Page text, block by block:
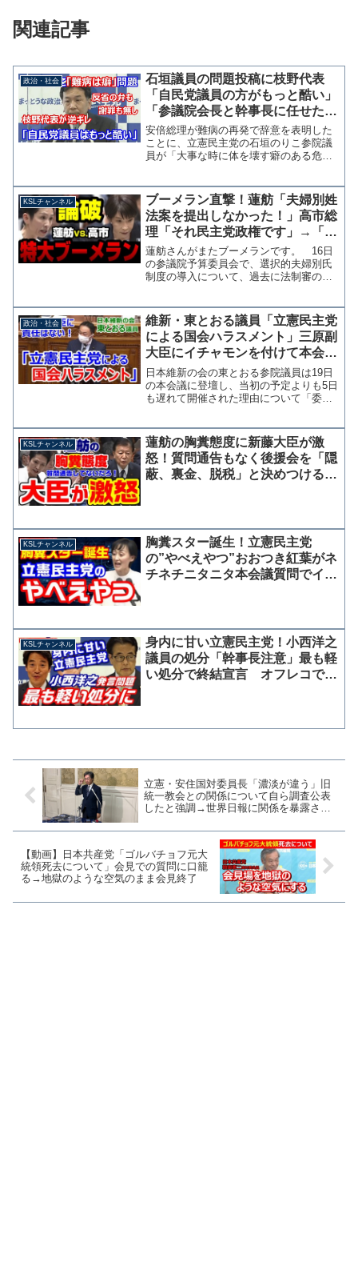
関連記事
政治・社会
石垣議員の問題投稿に枝野代表
「自民党議員の方がもっと酷い」
「参議院会長と幹事長に任せた」
記者の質問から逃げる
安倍総理が難病の再発で辞意を表明した
ことに、立憲民主党の石垣のりこ参院議
員が「大事な時に体を壊す癖のある危機
日の定例会見で「自民党にも同じことを
言って」「自民党の方が...
KSLチャンネル
ブーメラン直撃！蓮舫「夫婦別姓
法案を提出しなかった！」高市総
理「それ民主党政権です」→「い
や、私はね…」顔面蒼白に【KSL
チャンネル】
蓮舫さんがまたブーメランです。 16日
の参議院予算委員会で、選択的夫婦別氏
制度の導入について、過去に法制審の答
て平口法務大臣を追及しましたが、その
後に答弁に立った高市総...
政治・社会
維新・東とおる議員「立憲民主党
による国会ハラスメント」三原副
大臣にイチャモンを付けて本会議
を遅らせた立憲を痛烈批判
日本維新の会の東とおる参院議員は19日
の本会議に登壇し、当初の予定よりも5日
も遅れて開催された理由について「委員
メント」と、理由を付けては審議拒否を
する維新以外の野党を...
KSLチャンネル
蓮舫の胸糞態度に新藤大臣が激
怒！質問通告もなく後援会を「隠
蔽、裏金、脱税」と決めつける質
KSLチャンネル
胸糞スター誕生！立憲民主党
の”やべえやつ”おおつき紅葉がネ
チネチニタニタ本会議質問でイキ
KSLチャンネル
身内に甘い立憲民主党！小西洋之
議員の処分「幹事長注意」最も軽
い処分で終結宣言 オフレコでな
立憲・安住国対委員長「濃淡が違う」旧
統一教会との関係について自ら調査公表
したと強調→世界日報に関係を暴露され
【動画】日本共産党「ゴルバチョフ元大
統領死去について」会見での質問に口籠
る→地獄のような空気のまま会見終了